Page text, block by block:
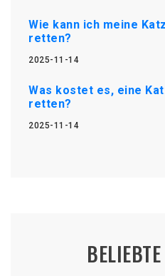
Wie kann ich meine
retten?
2025-11-14
Was kostet es, eine
retten?
2025-11-14